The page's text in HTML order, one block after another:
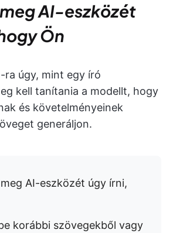
AI-eszközét
Ön
ra úgy, mint egy író
kell tanítania a modellt, hogy
és követelményeinek
generáljon.
AI-eszközét úgy írni,
korábbi szövegekből vagy